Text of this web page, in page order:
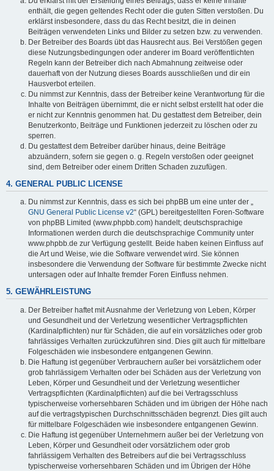
enthält, die gegen geltendes Recht oder die guten Sitten verstoßen. Du
erklärst insbesondere, dass du das Recht besitzt, die in deinen
Beiträgen verwendeten Links und Bilder zu setzen bzw. zu verwenden.
Der Betreiber des Boards übt das Hausrecht aus. Bei Verstößen gegen
diese Nutzungsbedingungen oder anderer im Board veröffentlichten
Regeln kann der Betreiber dich nach Abmahnung zeitweise oder
dauerhaft von der Nutzung dieses Boards ausschließen und dir ein
Hausverbot erteilen.
Du nimmst zur Kenntnis, dass der Betreiber keine Verantwortung für die
Inhalte von Beiträgen übernimmt, die er nicht selbst erstellt hat oder die
er nicht zur Kenntnis genommen hat. Du gestattest dem Betreiber, dein
Benutzerkonto, Beiträge und Funktionen jederzeit zu löschen oder zu
sperren.
Du gestattest dem Betreiber darüber hinaus, deine Beiträge
abzuändern, sofern sie gegen o. g. Regeln verstoßen oder geeignet
sind, dem Betreiber oder einem Dritten Schaden zuzufügen.
4. GENERAL PUBLIC LICENSE
Du nimmst zur Kenntnis, dass es sich bei phpBB um eine unter der „
GNU General Public License v2“ (GPL) bereitgestellten Foren-Software
von phpBB Limited (www.phpbb.com) handelt; deutschsprachige
Informationen werden durch die deutschsprachige Community unter
www.phpbb.de zur Verfügung gestellt. Beide haben keinen Einfluss auf
die Art und Weise, wie die Software verwendet wird. Sie können
insbesondere die Verwendung der Software für bestimmte Zwecke nicht
untersagen oder auf Inhalte fremder Foren Einfluss nehmen.
5. GEWÄHRLEISTUNG
Der Betreiber haftet mit Ausnahme der Verletzung von Leben, Körper
und Gesundheit und der Verletzung wesentlicher Vertragspflichten
(Kardinalpflichten) nur für Schäden, die auf ein vorsätzliches oder grob
fahrlässiges Verhalten zurückzuführen sind. Dies gilt auch für mittelbare
Folgeschäden wie insbesondere entgangenen Gewinn.
Die Haftung ist gegenüber Verbrauchern außer bei vorsätzlichem oder
grob fahrlässigem Verhalten oder bei Schäden aus der Verletzung von
Leben, Körper und Gesundheit und der Verletzung wesentlicher
Vertragspflichten (Kardinalpflichten) auf die bei Vertragsschluss
typischerweise vorhersehbaren Schäden und im übrigen der Höhe nach
auf die vertragstypischen Durchschnittsschäden begrenzt. Dies gilt auch
für mittelbare Folgeschäden wie insbesondere entgangenen Gewinn.
Die Haftung ist gegenüber Unternehmern außer bei der Verletzung von
Leben, Körper und Gesundheit oder vorsätzlichem oder grob
fahrlässigem Verhalten des Betreibers auf die bei Vertragsschluss
typischerweise vorhersehbaren Schäden und im Übrigen der Höhe